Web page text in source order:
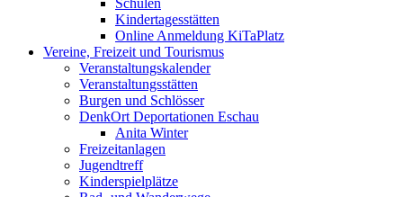
Schulen
Kindertagesstätten
Online Anmeldung KiTaPlatz
Vereine, Freizeit und Tourismus
Veranstaltungskalender
Veranstaltungsstätten
Burgen und Schlösser
DenkOrt Deportationen Eschau
Anita Winter
Freizeitanlagen
Jugendtreff
Kinderspielplätze